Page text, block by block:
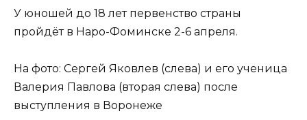
У юношей до 18 лет первенство страны
пройдёт в Наро-Фоминске 2-6 апреля.
На фото: Сергей Яковлев (слева) и его ученица
Валерия Павлова (вторая слева) после
выступления в Воронеже